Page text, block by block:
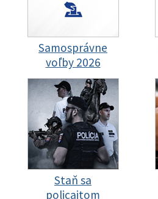
Samosprávne
voľby 2026
Staň sa
policajtom